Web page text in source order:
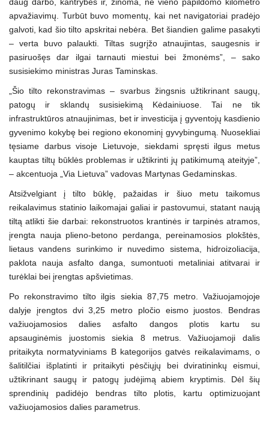
daug darbo, kantrybės ir, žinoma, ne vieno papildomo kilometro
apvažiavimų. Turbūt buvo momentų, kai net navigatoriai pradėjo
galvoti, kad šio tilto apskritai nebėra. Bet šiandien galime pasakyti
– verta buvo palaukti. Tiltas sugrįžo atnaujintas, saugesnis ir
pasiruošęs dar ilgai tarnauti miestui bei žmonėms”, – sako
susisiekimo ministras Juras Taminskas.
„Šio tilto rekonstravimas – svarbus žingsnis užtikrinant saugų,
patogų ir sklandų susisiekimą Kėdainiuose. Tai ne tik
infrastruktūros atnaujinimas, bet ir investicija į gyventojų kasdienio
gyvenimo kokybę bei regiono ekonominį gyvybingumą. Nuosekliai
tęsiame darbus visoje Lietuvoje, siekdami spręsti ilgus metus
kauptas tiltų būklės problemas ir užtikrinti jų patikimumą ateityje”,
– akcentuoja „Via Lietuva” vadovas Martynas Gedaminskas.
Atsižvelgiant į tilto būklę, pažaidas ir šiuo metu taikomus
reikalavimus statinio laikomajai galiai ir pastovumui, statant naują
tiltą atlikti šie darbai: rekonstruotos krantinės ir tarpinės atramos,
įrengta nauja plieno-betono perdanga, pereinamosios plokštės,
lietaus vandens surinkimo ir nuvedimo sistema, hidroizoliacija,
paklota nauja asfalto danga, sumontuoti metaliniai atitvarai ir
turėklai bei įrengtas apšvietimas.
Po rekonstravimo tilto ilgis siekia 87,75 metro. Važiuojamojoje
dalyje įrengtos dvi 3,25 metro pločio eismo juostos. Bendras
važiuojamosios dalies asfalto dangos plotis kartu su
apsauginėmis juostomis siekia 8 metrus. Važiuojamoji dalis
pritaikyta normatyviniams B kategorijos gatvės reikalavimams, o
šalitilčiai išplatinti ir pritaikyti pėsčiųjų bei dviratininkų eismui,
užtikrinant saugų ir patogų judėjimą abiem kryptimis. Dėl šių
sprendinių padidėjo bendras tilto plotis, kartu optimizuojant
važiuojamosios dalies parametrus.